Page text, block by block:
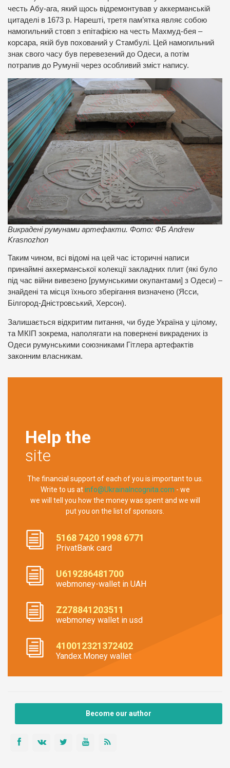
честь Абу-ага, який щось відремонтував у аккерманській
цитаделі в 1673 р. Нарешті, третя пам’ятка являє собою
намогильний стовп з епітафією на честь Махмуд-бея –
корсара, якій був похований у Стамбулі. Цей намогильний
знак свого часу був перевезений до Одеси, а потім
потрапив до Румунії через особливий зміст напису.
Викрадені румунами артефакти. Фото: ФБ Andrew
Krasnozhon
Таким чином, всі відомі на цей час історичні написи
принаймні аккерманської колекції закладних плит (які було
під час війни вивезено [румунськими окупантами] з Одеси) –
знайдені та місця їхнього зберігання визначено (Ясси,
Білгород-Дністровський, Херсон).
Залишається відкритим питання, чи буде Україна у цілому,
та МКІП зокрема, наполягати на повернені викрадених із
Одеси румунськими союзниками Гітлера артефактів
законним власникам.
Help the
site
The financial support of each of you is important to us.
Write to us atinfo@UkrainaIncognita.com - we
we will tell you how the money was spent and we will
put you on the list of sponsors.
5168 7420 1998 6771
PrivatBank card
U619286481700
webmoney-wallet in UAH
Z278841203511
webmoney wallet in usd
410012321372402
Yandex.Money wallet
Become our author